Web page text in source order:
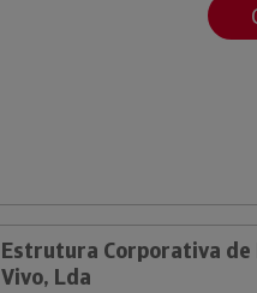
Estrutura Corporativa de
Vivo, Lda